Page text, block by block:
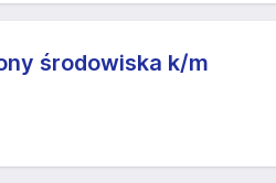
środowiska k/m